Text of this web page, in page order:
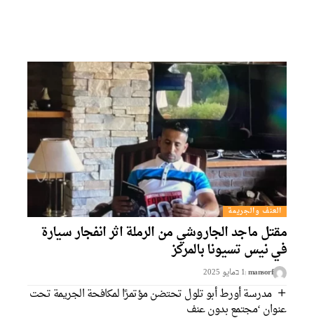
العنف والجريمة
مقتل ماجد الجاروشي من الرملة اثر انفجار سيارة
في نيس تسيونا بالمركز
mansorf1 בمايو 2025
مدرسة أورط أبو تلول تحتضن مؤتمرًا لمكافحة الجريمة تحت
عنوان ‘مجتمع بدون عنف